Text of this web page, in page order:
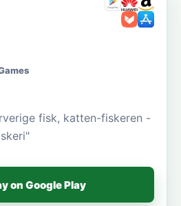
fisk, katten-fiskeren -
on Google Play